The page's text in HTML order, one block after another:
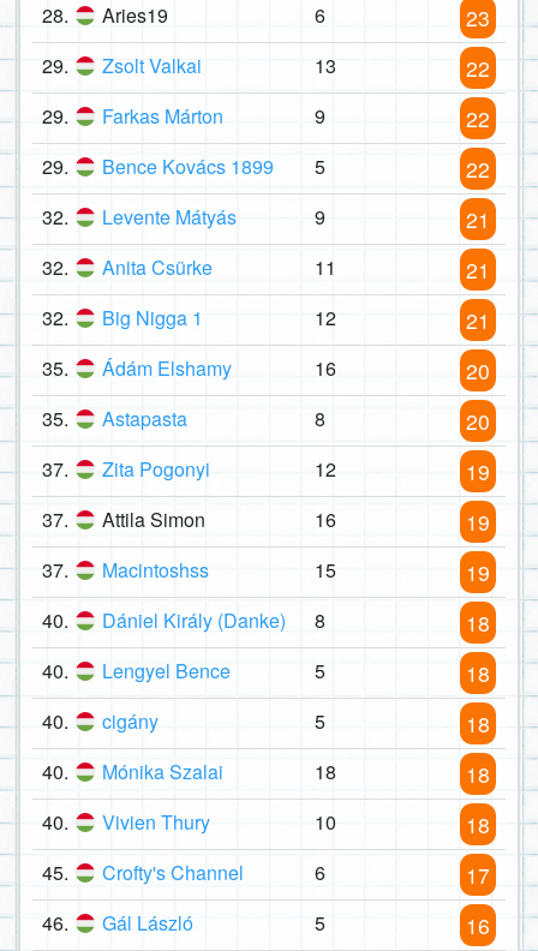
28. Aries19 6 23
29. Zsolt Valkai 13 22
29. Farkas Márton 9 22
29. Bence Kovács 1899 5 22
32. Levente Mátyás 9 21
32. Anita Csürke 11 21
32. Big Nigga 1 12 21
35. Ádám Elshamy 16 20
35. Astapasta 8 20
37. Zita Pogonyi 12 19
37. Attila Simon 16 19
37. Macintoshss 15 19
40. Dániel Király (Danke) 8 18
40. Lengyel Bence 5 18
40. cigány 5 18
40. Mónika Szalai 18 18
40. Vivien Thury 10 18
45. Crofty's Channel 6 17
46. Gál László 5 16